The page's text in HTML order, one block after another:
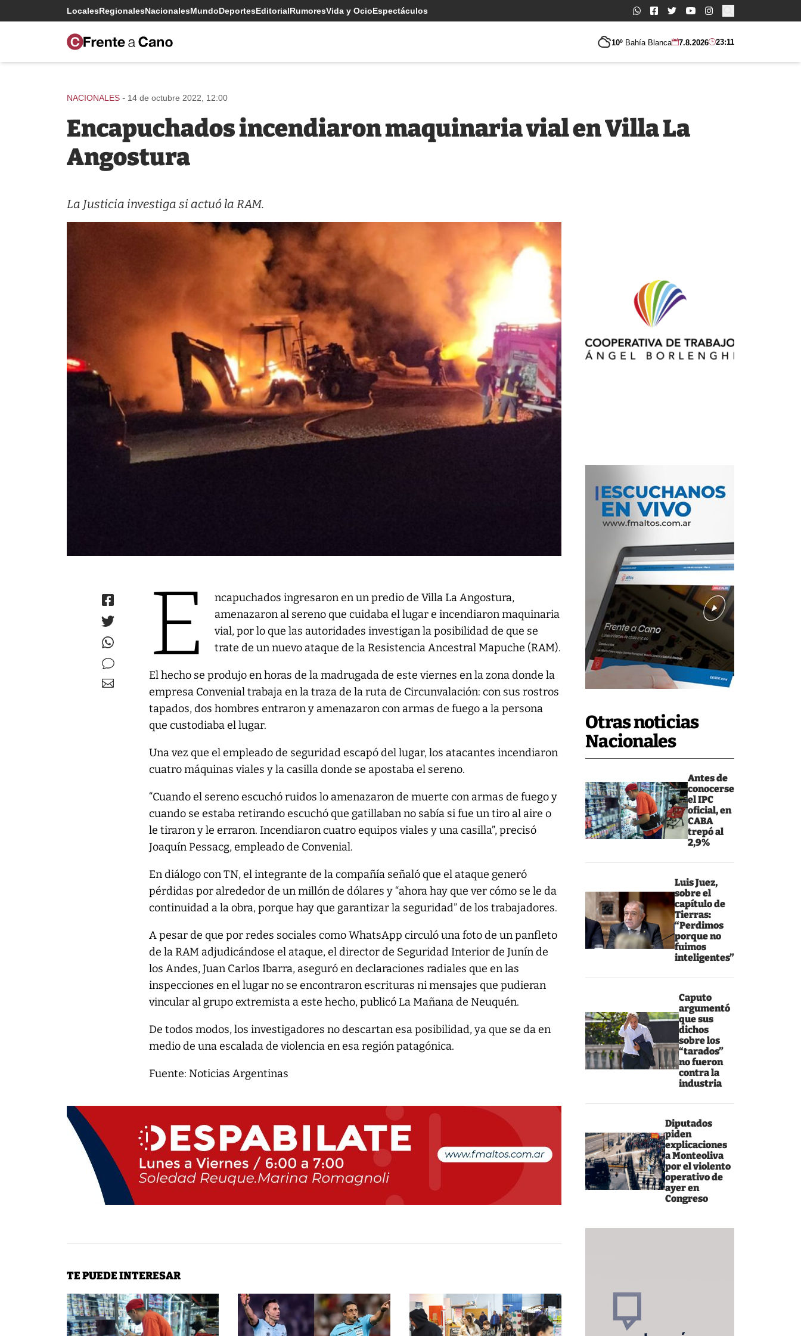
LocalesRegionalesNacionalesMundoDeportesEditorialRumoresVida y OcioEspectáculos Buscar:
10º Bahía Blanca 7.8.2026 23:11
Otras noticias
Nacionales
Antes de
conocerse
el IPC
oficial, en
CABA
trepó al
2,9%
Luis Juez,
sobre el
capítulo de
Tierras:
“Perdimos
porque no
fuimos
inteligentes”
Caputo
argumentó
que sus
dichos
sobre los
“tarados”
no fueron
contra la
industria
Diputados
piden
explicaciones
a Monteoliva
por el violento
operativo de
ayer en
Congreso
NACIONALES - 14 de octubre 2022, 12:00
Encapuchados incendiaron maquinaria vial en Villa La
Angostura
La Justicia investiga si actuó la RAM.
E
ncapuchados ingresaron en un predio de Villa La Angostura,
amenazaron al sereno que cuidaba el lugar e incendiaron maquinaria
vial, por lo que las autoridades investigan la posibilidad de que se
trate de un nuevo ataque de la Resistencia Ancestral Mapuche (RAM).
El hecho se produjo en horas de la madrugada de este viernes en la zona donde la
empresa Convenial trabaja en la traza de la ruta de Circunvalación: con sus rostros
tapados, dos hombres entraron y amenazaron con armas de fuego a la persona
que custodiaba el lugar.
Una vez que el empleado de seguridad escapó del lugar, los atacantes incendiaron
cuatro máquinas viales y la casilla donde se apostaba el sereno.
“Cuando el sereno escuchó ruidos lo amenazaron de muerte con armas de fuego y
cuando se estaba retirando escuchó que gatillaban no sabía si fue un tiro al aire o
le tiraron y le erraron. Incendiaron cuatro equipos viales y una casilla”, precisó
Joaquín Pessacg, empleado de Convenial.
En diálogo con TN, el integrante de la compañía señaló que el ataque generó
pérdidas por alrededor de un millón de dólares y “ahora hay que ver cómo se le da
continuidad a la obra, porque hay que garantizar la seguridad” de los trabajadores.
A pesar de que por redes sociales como WhatsApp circuló una foto de un panfleto
de la RAM adjudicándose el ataque, el director de Seguridad Interior de Junín de
los Andes, Juan Carlos Ibarra, aseguró en declaraciones radiales que en las
inspecciones en el lugar no se encontraron escrituras ni mensajes que pudieran
vincular al grupo extremista a este hecho, publicó La Mañana de Neuquén.
De todos modos, los investigadores no descartan esa posibilidad, ya que se da en
medio de una escalada de violencia en esa región patagónica.
Fuente: Noticias Argentinas
TE PUEDE INTERESAR